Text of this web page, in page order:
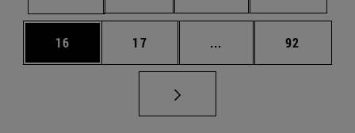
Página
16 Página
17 ... Páginas intermedias
Página
92